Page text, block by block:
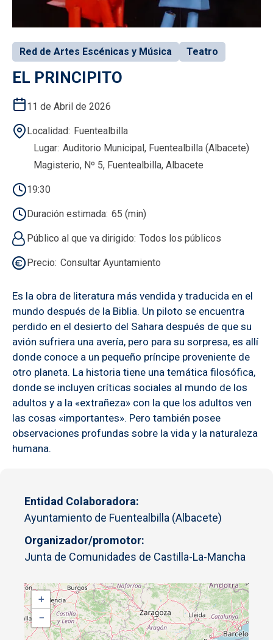
Red de Artes Escénicas y Música Teatro
EL PRINCIPITO
11 de Abril de 2026
Localidad Fuentealbilla
Lugar Auditorio Municipal, Fuentealbilla (Albacete)
Magisterio, Nº 5, Fuentealbilla, Albacete
19:30
Duración estimada 65 (min)
Público al que va dirigido Todos los públicos
Precio Consultar Ayuntamiento
Es la obra de literatura más vendida y traducida en el
mundo después de la Biblia. Un piloto se encuentra
perdido en el desierto del Sahara después de que su
avión sufriera una avería, pero para su sorpresa, es allí
donde conoce a un pequeño príncipe proveniente de
otro planeta. La historia tiene una temática filosófica,
donde se incluyen críticas sociales al mundo de los
adultos y a la «extrañeza» con la que los adultos ven
las cosas «importantes». Pero también posee
observaciones profundas sobre la vida y la naturaleza
humana.
Entidad Colaboradora
Ayuntamiento de Fuentealbilla (Albacete)
Organizador/promotor
Junta de Comunidades de Castilla-La-Mancha
+
−